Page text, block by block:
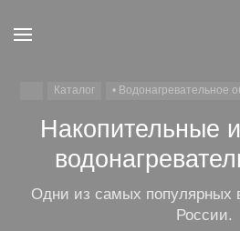
Каталог • Водонагревательное
Накопительные
Одни из самых популярных
России.